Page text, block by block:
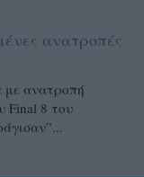
ανατροπές
με ανατροπή
Final 8 του